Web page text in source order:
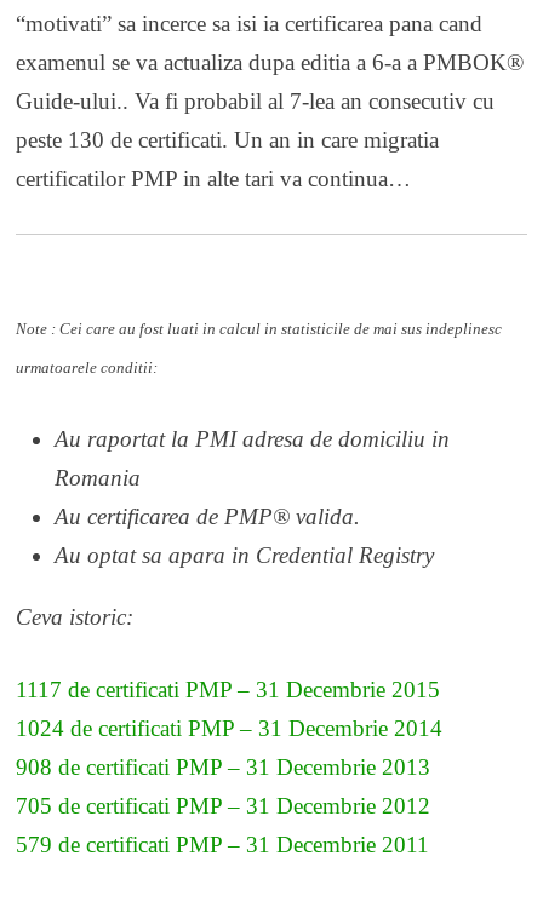
“motivati” sa incerce sa isi ia certificarea pana cand
examenul se va actualiza dupa editia a 6-a a PMBOK®
Guide-ului.. Va fi probabil al 7-lea an consecutiv cu
peste 130 de certificati. Un an in care migratia
certificatilor PMP in alte tari va continua…
Note : Cei care au fost luati in calcul in statisticile de mai sus indeplinesc
urmatoarele conditii:
Au raportat la PMI adresa de domiciliu in
Romania
Au certificarea de PMP® valida.
Au optat sa apara in Credential Registry
Ceva istoric:
1117 de certificati PMP – 31 Decembrie 2015
1024 de certificati PMP – 31 Decembrie 2014
908 de certificati PMP – 31 Decembrie 2013
705 de certificati PMP – 31 Decembrie 2012
579 de certificati PMP – 31 Decembrie 2011